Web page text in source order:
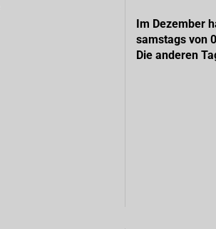
Im Dezember
samstags von
Die anderen